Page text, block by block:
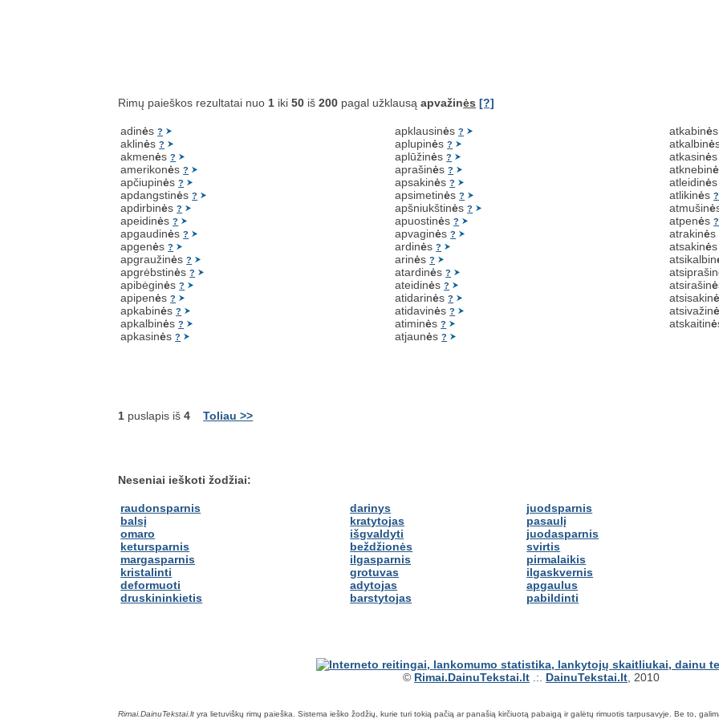
Rimų paieškos rezultatai nuo 1 iki50 iš200 pagal užklausąapvažinės [?]
adinės?
aklinės?
akmenės?
amerikonės?
apčiupinės?
apdangstinės?
apdirbinės?
apeidinės?
apgaudinės?
apgenės?
apgraužinės?
apgrėbstinės?
apibėginės?
apipenės?
apkabinės?
apkalbinės?
apkasinės?
apklausinės?
aplupinės?
aplūžinės?
aprašinės?
apsakinės?
apsimetinės?
apšniukštinės?
apuostinės?
apvaginės?
ardinės?
arinės?
atardinės?
ateidinės?
atidarinės?
atidavinės?
atiminės?
atjaunės?
atkabinė
atkalbinė
atkasinė
atknebinė
atleidinė
atlikinės?
atmušinė
atpenės?
atrakinės
atsakinė
atsikalbin
atsiprašin
atsirašinė
atsisakin
atsivažin
atskaitinė
1 puslapis iš4 Toliau >>
Neseniai ieškoti žodžiai:
raudonsparnis
balsį
omaro
ketursparnis
margasparnis
kristalinti
deformuoti
druskininkietis
darinys
kratytojas
išgvaldyti
beždžionės
ilgasparnis
grotuvas
adytojas
barstytojas
juodsparnis
pasaulį
juodasparnis
svirtis
pirmalaikis
ilgaskvernis
apgaulus
pabildinti
© Rimai.DainuTekstai.lt .:. DainuTekstai.lt , 2010
Rimai.DainuTekstai.lt yra lietuviškų rimų paieška. Sistema ieško žodžių, kurie turi tokią pačią ar panašią kirčiuotą pabaigą ir galėtų rimuotis tarpusavyje. Be to,